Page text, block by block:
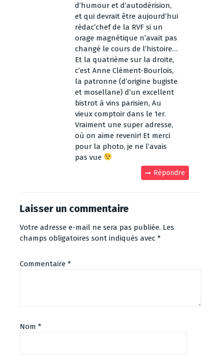
d’humour et d’autodérision,
et qui devrait être aujourd’hui
rédac’chef de la RVF si un
orage magnétique n’avait pas
changé le cours de l’histoire…
Et la quatrième sur la droite,
c’est Anne Clément-Bourlois,
la patronne (d’origine bugiste
et mosellane) d’un excellent
bistrot à vins parisien, Au
vieux comptoir dans le 1er.
Vraiment une super adresse,
où on aime revenir! Et merci
pour la photo, je ne l’avais
pas vue
Répondre
Laisser un commentaire
Votre adresse e-mail ne sera pas publiée. Les
champs obligatoires sont indiqués avec *
Commentaire *
Nom *